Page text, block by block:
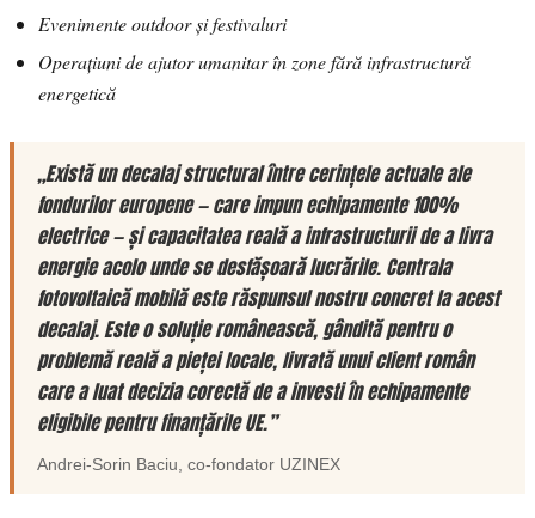
Evenimente outdoor și festivaluri
Operațiuni de ajutor umanitar în zone fără infrastructură
energetică
„Există un decalaj structural între cerințele actuale ale
fondurilor europene — care impun echipamente 100%
electrice — și capacitatea reală a infrastructurii de a livra
energie acolo unde se desfășoară lucrările. Centrala
fotovoltaică mobilă este răspunsul nostru concret la acest
decalaj. Este o soluție românească, gândită pentru o
problemă reală a pieței locale, livrată unui client român
care a luat decizia corectă de a investi în echipamente
eligibile pentru finanțările UE.”
Andrei-Sorin Baciu, co-fondator UZINEX